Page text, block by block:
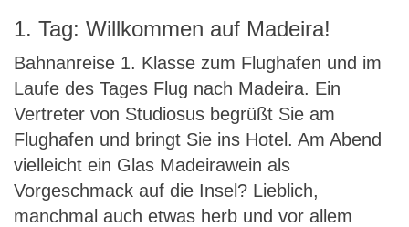
1. Tag: Willkommen auf Madeira!
Bahnanreise 1. Klasse zum Flughafen und im
Laufe des Tages Flug nach Madeira. Ein
Vertreter von Studiosus begrüßt Sie am
Flughafen und bringt Sie ins Hotel. Am Abend
vielleicht ein Glas Madeirawein als
Vorgeschmack auf die Insel? Lieblich,
manchmal auch etwas herb und vor allem